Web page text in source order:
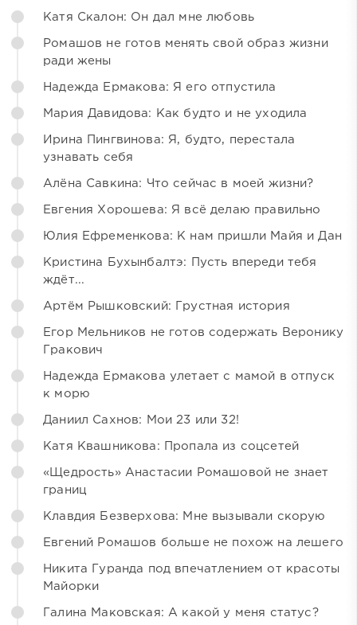
Катя Скалон: Он дал мне любовь
Ромашов не готов менять свой образ жизни
ради жены
Надежда Ермакова: Я его отпустила
Мария Давидова: Как будто и не уходила
Ирина Пингвинова: Я, будто, перестала
узнавать себя
Алёна Савкина: Что сейчас в моей жизни?
Евгения Хорошева: Я всё делаю правильно
Юлия Ефременкова: К нам пришли Майя и Дан
Кристина Бухынбалтэ: Пусть впереди тебя
ждёт...
Артём Рышковский: Грустная история
Егор Мельников не готов содержать Веронику
Гракович
Надежда Ермакова улетает с мамой в отпуск
к морю
Даниил Сахнов: Мои 23 или 32!
Катя Квашникова: Пропала из соцсетей
«Щедрость» Анастасии Ромашовой не знает
границ
Клавдия Безверхова: Мне вызывали скорую
Евгений Ромашов больше не похож на лешего
Никита Гуранда под впечатлением от красоты
Майорки
Галина Маковская: А какой у меня статус?